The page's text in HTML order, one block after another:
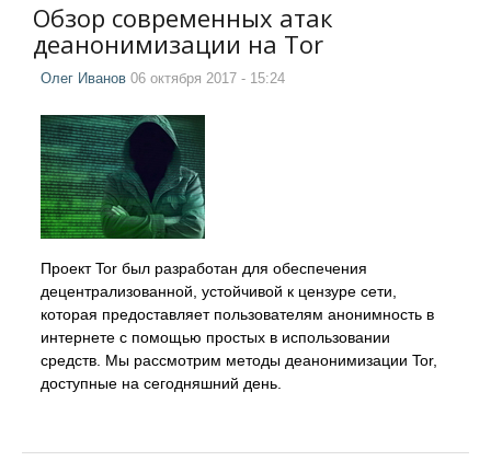
Обзор современных атак
деанонимизации на Tor
Олег Иванов 06 октября 2017 - 15:24
Проект Tor был разработан для обеспечения
децентрализованной, устойчивой к цензуре сети,
которая предоставляет пользователям анонимность в
интернете с помощью простых в использовании
средств. Мы рассмотрим методы деанонимизации Tor,
доступные на сегодняшний день.